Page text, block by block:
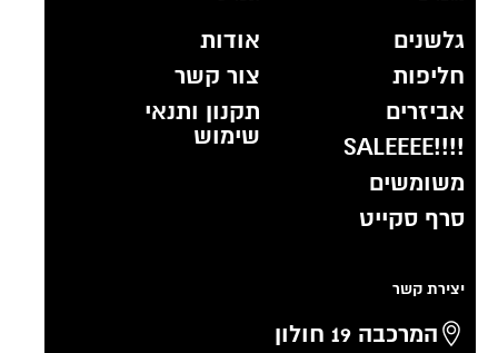
גלשנים
חליפות
אביזרים
!!!!SALEEEE
משומשים
סרף סקייט
אודות
צור קשר
תקנון ותנאי
שימוש
יצירת קשר
המרכבה 19 חולון